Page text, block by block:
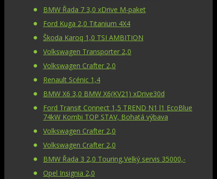
BMW Řada 7 3,0 xDrive M-paket
Ford Kuga 2,0 Titanium 4X4
Škoda Karoq 1,0 TSI AMBITION
Volkswagen Transporter 2,0
Volkswagen Crafter 2,0
Renault Scénic 1,4
BMW X6 3,0 BMW X6(KV21) xDrive30d
Ford Transit Connect 1,5 TREND N1 l1 EcoBlue
74kW Kombi TOP STAV, Bohatá výbava
Volkswagen Crafter 2,0
Volkswagen Crafter 2,0
BMW Řada 3 2,0 Touring,Velký servis 35000,-
Opel Insignia 2,0